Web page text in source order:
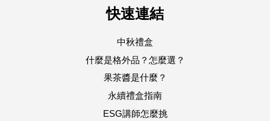
快速連結
中秋禮盒
什麼是格外品？怎麼選？
果茶醬是什麼？
永續禮盒指南
ESG講師怎麼挑